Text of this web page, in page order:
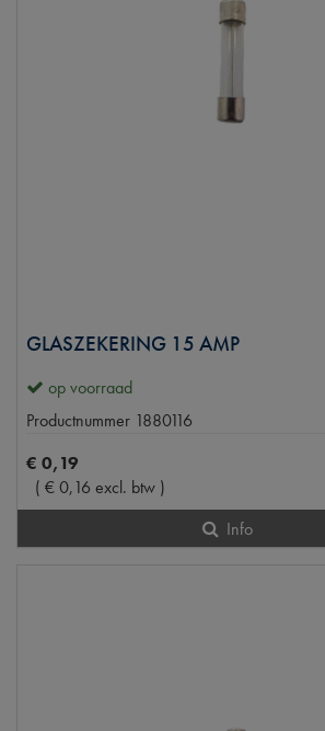
GLASZEKERING 15 AMP
op voorraad
Productnummer 1880116
€ 0,19
( €0,16 excl. btw )
Info